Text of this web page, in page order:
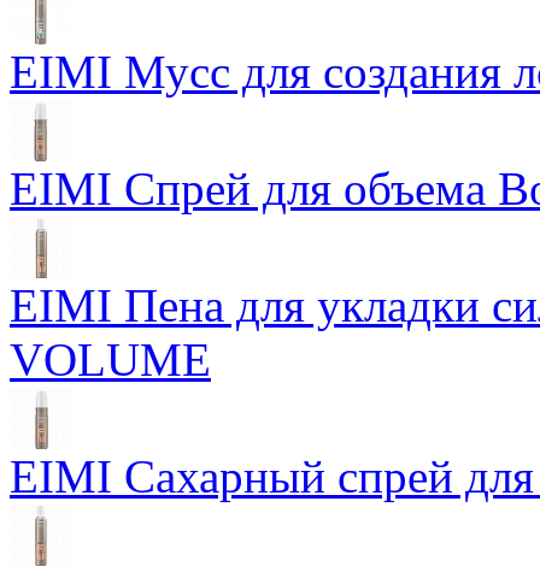
EIMI Мусс для создания
EIMI Спрей для объема
EIMI Пена для укладки
VOLUME
EIMI Сахарный спрей